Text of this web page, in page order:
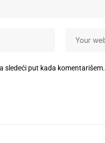
sledeći put kada komentarišem.